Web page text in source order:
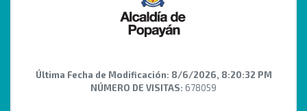
Última Fecha de Modificación: 8/6/2026, 8:20:32 PM
NÚMERO DE VISITAS: 678059